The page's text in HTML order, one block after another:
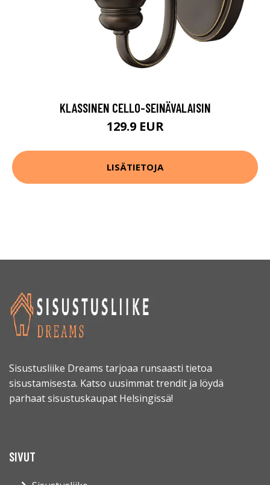
KLASSINEN CELLO-SEINÄVALAISIN
129.9 EUR
LISÄTIETOJA
Sisustusliike Dreams tarjoaa runsaasti tietoa
sisustamisesta. Katso uusimmat trendit ja löydä
parhaat sisustuskaupat Helsingissä!
SIVUT